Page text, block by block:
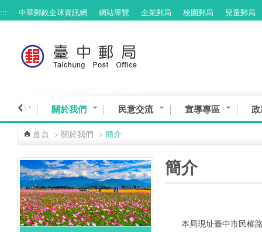
跳到主要內容區塊
::: 中華郵政全球資訊網 網站導覽 企業郵局 校園郵局 兒童郵局
中館 關於我們 民意交流 宣導專區 政
首頁 > 關於我們 > 簡介
簡介
本局現址臺中市民權